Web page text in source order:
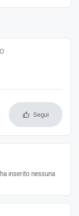
Segui
inserito nessuna